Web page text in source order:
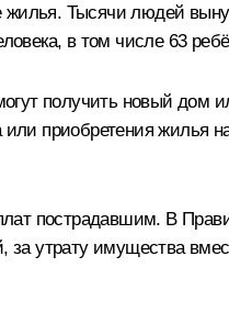
жилья. Тысячи людей
в том числе 63
получить новый дом
или приобретения жилья
пострадавшим. В
за утрату имущества